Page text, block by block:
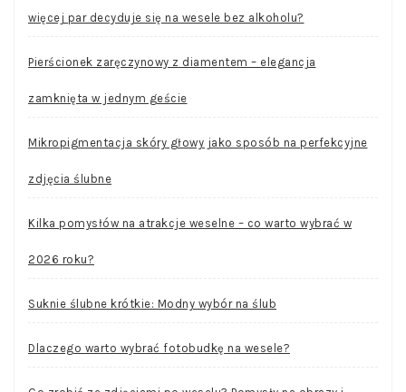
więcej par decyduje się na wesele bez alkoholu?
Pierścionek zaręczynowy z diamentem – elegancja
zamknięta w jednym geście
Mikropigmentacja skóry głowy jako sposób na perfekcyjne
zdjęcia ślubne
Kilka pomysłów na atrakcje weselne – co warto wybrać w
2026 roku?
Suknie ślubne krótkie: Modny wybór na ślub
Dlaczego warto wybrać fotobudkę na wesele?